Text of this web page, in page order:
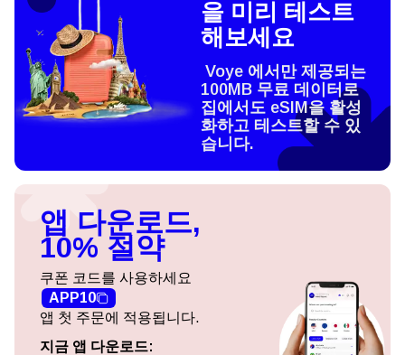
을 미리 테스트
해보세요
Voye 에서만 제공되는
100MB 무료 데이터로
집에서도 eSIM을 활성
화하고 테스트할 수 있
습니다.
앱 다운로드,
10% 절약
쿠폰 코드를 사용하세요
APP10
앱 첫 주문에 적용됩니다.
지금 앱 다운로드: